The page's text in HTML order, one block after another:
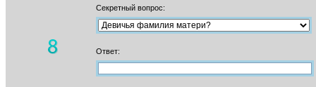
Секретный вопрос:
Ответ: